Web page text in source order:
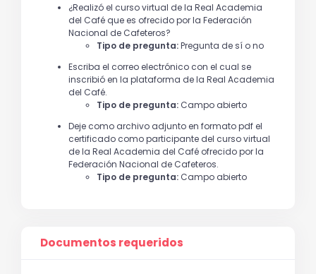
¿Realizó el curso virtual de la Real Academia
del Café que es ofrecido por la Federación
Nacional de Cafeteros?
Tipo de pregunta:Pregunta de sí o no
Escriba el correo electrónico con el cual se
inscribió en la plataforma de la Real Academia
del Café.
Tipo de pregunta: Campo abierto
Deje como archivo adjunto en formato pdf el
certificado como participante del curso virtual
de la Real Academia del Café ofrecido por la
Federación Nacional de Cafeteros.
Tipo de pregunta: Campo abierto
Documentos requeridos